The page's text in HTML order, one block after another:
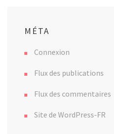
MÉTA
Connexion
Flux des publications
Flux des commentaires
Site de WordPress-FR